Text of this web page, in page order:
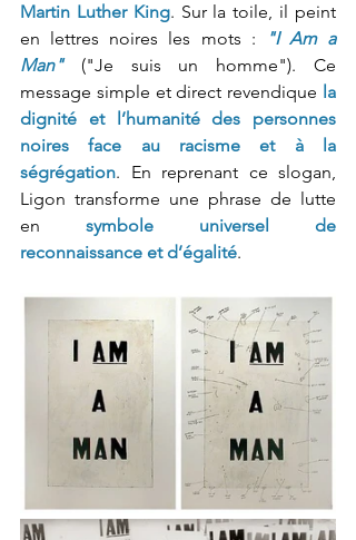
Martin Luther King. Sur la toile, il peint
en lettres noires les mots :
"I Am a
Man" ("Je suis un homme"). Ce
message simple et direct revendique la
dignité et l’humanité des personnes
noires face au racisme et à la
ségrégation. En reprenant ce slogan,
Ligon transforme une phrase de lutte
en symbole universel de
reconnaissance et d’égalité.